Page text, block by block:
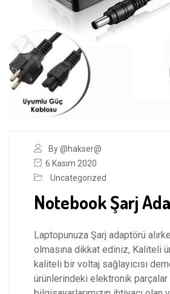
By @hakser@
6 Kasım 2020
Uncategorized
Notebook Şarj
Laptopunuza Şarj adaptörü
olmasına dikkat ediniz, Kaliteli
kaliteli bir voltaj sağlayıcısı
ürünlerindeki elektronik parçalar